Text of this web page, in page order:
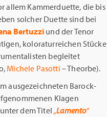
allem Kammerduette, die bis
solcher Duette sind bei
Bertuzziund der Tenor
koloraturreichen Stücke
begleitet
Michele Pasotti – Theorbe).
ausgezeichneten Barock-
Klagen
dem Titel„Lamento“